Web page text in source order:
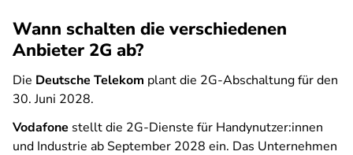
Wann schalten die verschiedenen
Anbieter 2G ab?
Die Deutsche Telekom plant die 2G-Abschaltung für den
30. Juni 2028.
Vodafone stellt die 2G-Dienste für Handynutzer:innen
und Industrie ab September 2028 ein. Das Unternehmen